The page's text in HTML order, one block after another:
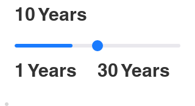
10 Years
1 Years 30 Years